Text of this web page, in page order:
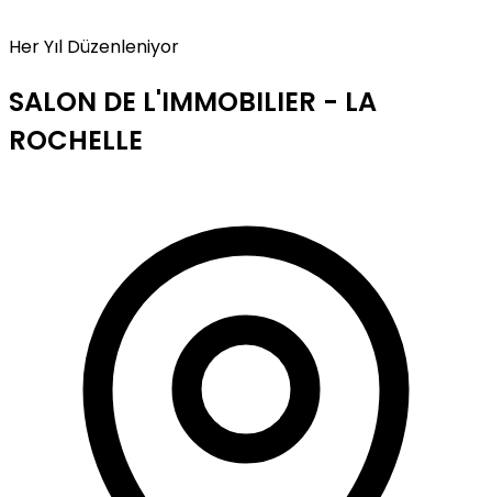
Her Yıl Düzenleniyor
SALON DE L'IMMOBILIER - LA
ROCHELLE